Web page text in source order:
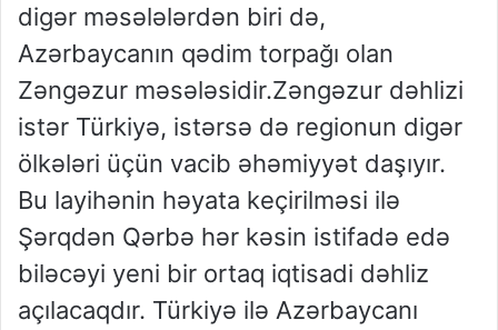
digər məsələlərdən biri də,
Azərbaycanın qədim torpağı olan
Zəngəzur məsələsidir.Zəngəzur dəhlizi
istər Türkiyə, istərsə də regionun digər
ölkələri üçün vacib əhəmiyyət daşıyır.
Bu layihənin həyata keçirilməsi ilə
Şərqdən Qərbə hər kəsin istifadə edə
biləcəyi yeni bir ortaq iqtisadi dəhliz
açılacaqdır. Türkiyə ilə Azərbaycanı